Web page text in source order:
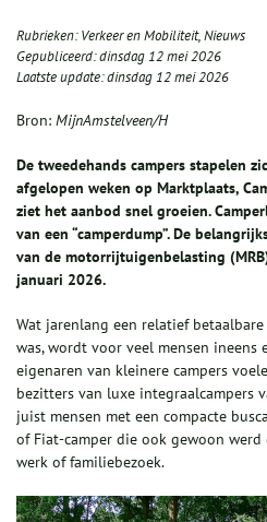
Rubrieken:Verkeer en Mobiliteit,Nieuws
Gepubliceerd:dinsdag 12 mei 2026
Laatste update:dinsdag 12 mei 2026
Bron: MijnAmstelveen/H
De tweedehands campers stapelen
afgelopen weken op Marktplaats,
ziet het aanbod snel groeien.
van een “camperdump”. De
van de motorrijtuigenbelasting
januari 2026.
Wat jarenlang een relatief
was, wordt voor veel mensen ineens
eigenaren van kleinere campers
bezitters van luxe integraalcampers
juist mensen met een compacte
of Fiat-camper die ook gewoon
werk of familiebezoek.